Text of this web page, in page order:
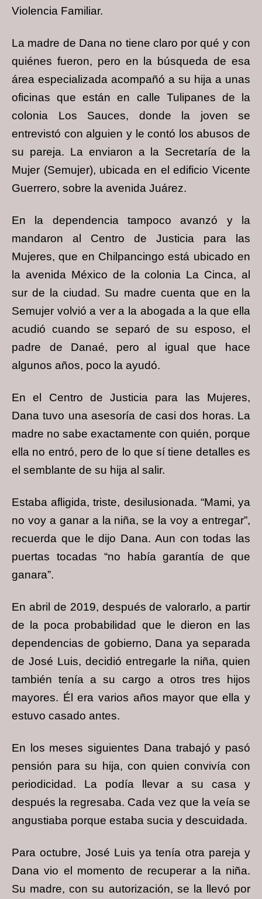
Violencia Familiar.
La madre de Dana no tiene claro por qué y con
quiénes fueron, pero en la búsqueda de esa
área especializada acompañó a su hija a unas
oficinas que están en calle Tulipanes de la
colonia Los Sauces, donde la joven se
entrevistó con alguien y le contó los abusos de
su pareja. La enviaron a la Secretaría de la
Mujer (Semujer), ubicada en el edificio Vicente
Guerrero, sobre la avenida Juárez.
En la dependencia tampoco avanzó y la
mandaron al Centro de Justicia para las
Mujeres, que en Chilpancingo está ubicado en
la avenida México de la colonia La Cinca, al
sur de la ciudad. Su madre cuenta que en la
Semujer volvió a ver a la abogada a la que ella
acudió cuando se separó de su esposo, el
padre de Danaé, pero al igual que hace
algunos años, poco la ayudó.
En el Centro de Justicia para las Mujeres,
Dana tuvo una asesoría de casi dos horas. La
madre no sabe exactamente con quién, porque
ella no entró, pero de lo que sí tiene detalles es
el semblante de su hija al salir.
Estaba afligida, triste, desilusionada. “Mami, ya
no voy a ganar a la niña, se la voy a entregar”,
recuerda que le dijo Dana. Aun con todas las
puertas tocadas “no había garantía de que
ganara”.
En abril de 2019, después de valorarlo, a partir
de la poca probabilidad que le dieron en las
dependencias de gobierno, Dana ya separada
de José Luis, decidió entregarle la niña, quien
también tenía a su cargo a otros tres hijos
mayores. Él era varios años mayor que ella y
estuvo casado antes.
En los meses siguientes Dana trabajó y pasó
pensión para su hija, con quien convivía con
periodicidad. La podía llevar a su casa y
después la regresaba. Cada vez que la veía se
angustiaba porque estaba sucia y descuidada.
Para octubre, José Luis ya tenía otra pareja y
Dana vio el momento de recuperar a la niña.
Su madre, con su autorización, se la llevó por